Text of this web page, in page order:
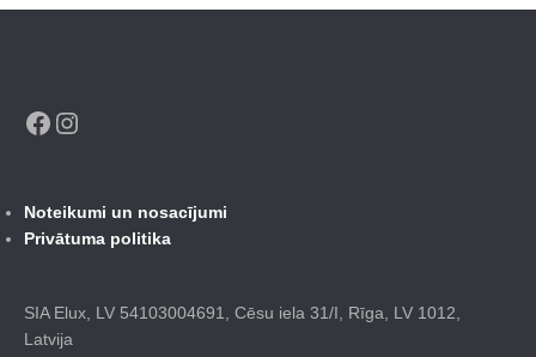
Facebook
Noteikumi un nosacījumi
Privātuma politika
SIA Elux, LV 54103004691, Cēsu iela 31/I, Rīga, LV 1012,
Latvija